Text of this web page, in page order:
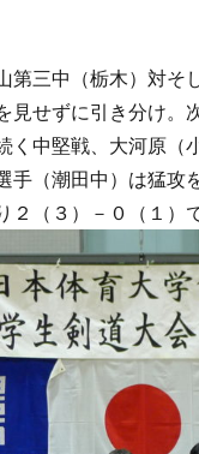
第三中（栃木）対
見せずに引き分け
く中堅戦、大河原
手（潮田中）は猛攻
（３）－０（１）